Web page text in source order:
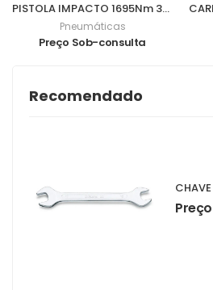
PISTOLA IMPACTO 1695Nm 3/4" 1928DA
Pneumáticas
Preço Sob-consulta
Recomendado